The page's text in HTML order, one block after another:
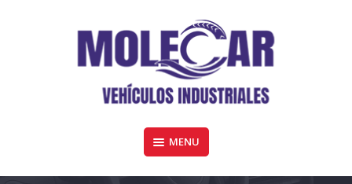
MOLECAR VEHÍCULOS COMERCIALES
Furgonetas y vehiculos industriales de todas las marcas en Córdoba
MENU